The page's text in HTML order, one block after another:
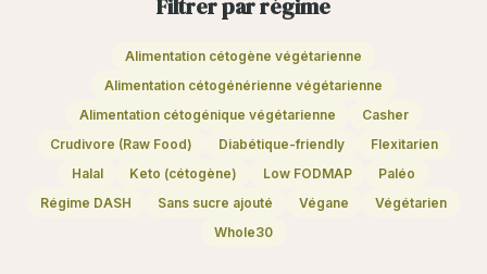
Filtrer par régime
Alimentation cétogène végétarienne
Alimentation cétogénérienne végétarienne
Alimentation cétogénique végétarienne
Casher
Crudivore (Raw Food)
Diabétique-friendly
Flexitarien
Halal
Keto (cétogène) Low FODMAP
Paléo
Régime DASH
Sans sucre ajouté Végane
Végétarien
Whole30